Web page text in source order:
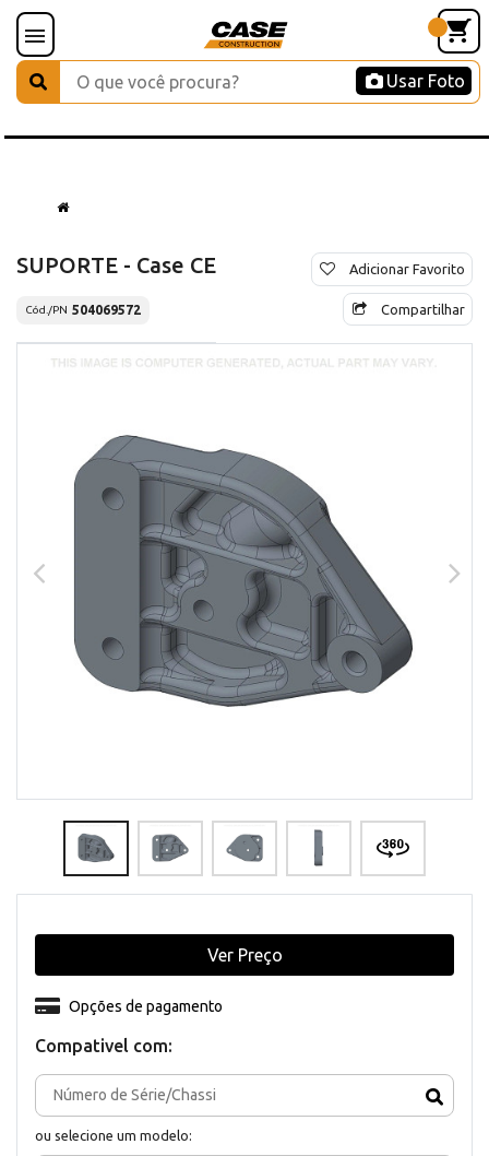
Usar Foto
SUPORTE - Case CE
Cód./PN 504069572
Adicionar Favorito
Compartilhar
Compativel com:
ou selecione um modelo:
Opções de pagamento
Ver Preço